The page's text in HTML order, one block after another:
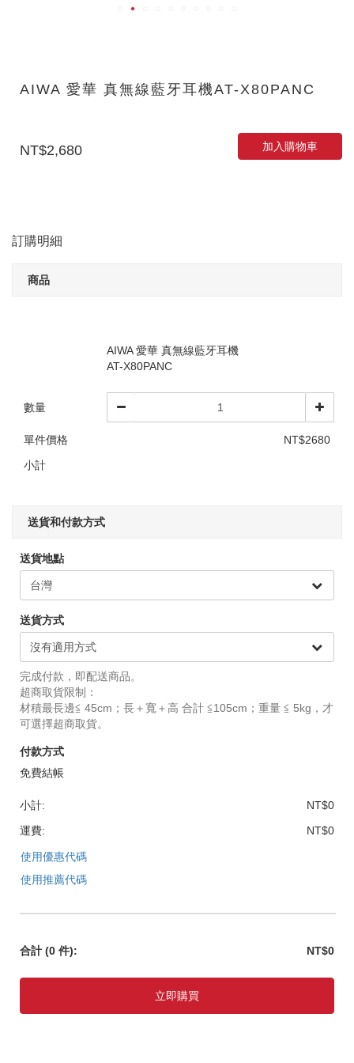
AIWA 愛華 真無線藍牙耳機AT-X80PANC
NT$2,680 加入購物車
訂購明細
商品
AIWA 愛華 真無線藍牙耳機
AT-X80PANC
數量
單件價格
NT$2680
小計
送貨和付款方式
送貨地點
送貨方式
完成付款，即配送商品。
超商取貨限制：
材積最長邊≦ 45cm；長＋寬＋高 合計 ≦105cm；重量 ≦ 5kg，才
可選擇超商取貨。
付款方式
免費結帳
小計:
NT$0
運費:
NT$0
使用優惠代碼
使用推薦代碼
合計 (0 件): NT$0
立即購買